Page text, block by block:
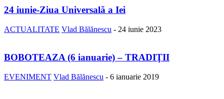
24 iunie-Ziua Universală a Iei
ACTUALITATE Vlad Bălănescu - 24 iunie 2023
BOBOTEAZA (6 ianuarie) – TRADIŢII
EVENIMENT Vlad Bălănescu - 6 ianuarie 2019